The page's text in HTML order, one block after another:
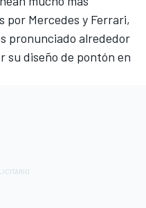
por Mercedes y Ferrari,
pronunciado alrededor
su diseño de pontón en